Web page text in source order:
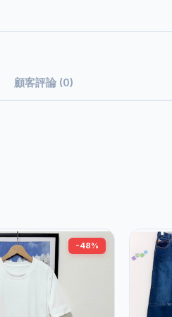
顧客評論 (0)
-48%